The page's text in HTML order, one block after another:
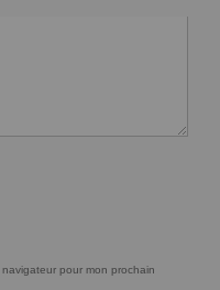
pour mon prochain